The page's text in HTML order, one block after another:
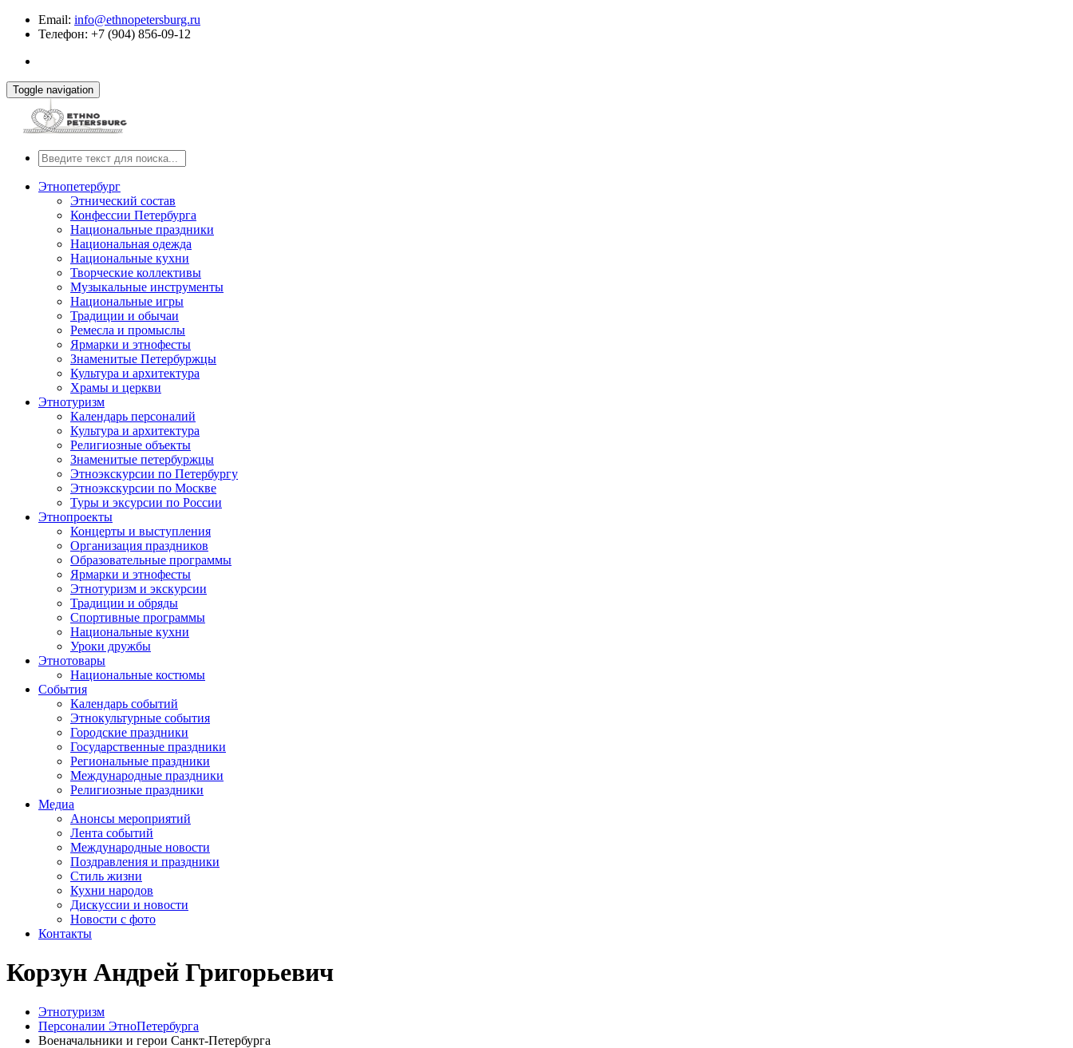
Email: info@ethnopetersburg.ru
Телефон: +7 (904) 856-09-12
Toggle navigation
Этнопетербург
Этнический состав
Конфессии Петербурга
Национальные праздники
Национальная одежда
Национальные кухни
Творческие коллективы
Музыкальные инструменты
Национальные игры
Традиции и обычаи
Ремесла и промыслы
Ярмарки и этнофесты
Знаменитые Петербуржцы
Культура и архитектура
Храмы и церкви
Этнотуризм
Календарь персоналий
Культура и архитектура
Религиозные объекты
Знаменитые петербуржцы
Этноэкскурсии по Петербургу
Этноэкскурсии по Москве
Туры и эксурсии по России
Этнопроекты
Концерты и выступления
Организация праздников
Образовательные программы
Ярмарки и этнофесты
Этнотуризм и экскурсии
Традиции и обряды
Спортивные программы
Национальные кухни
Уроки дружбы
Этнотовары
Национальные костюмы
События
Календарь событий
Этнокультурные события
Городские праздники
Государственные праздники
Региональные праздники
Международные праздники
Религиозные праздники
Медиа
Анонсы мероприятий
Лента событий
Международные новости
Поздравления и праздники
Cтиль жизни
Кухни народов
Дискуссии и новости
Новости с фото
Контакты
Корзун Андрей Григорьевич
Этнотуризм
Персоналии ЭтноПетербурга
Военачальники и герои Санкт-Петербурга